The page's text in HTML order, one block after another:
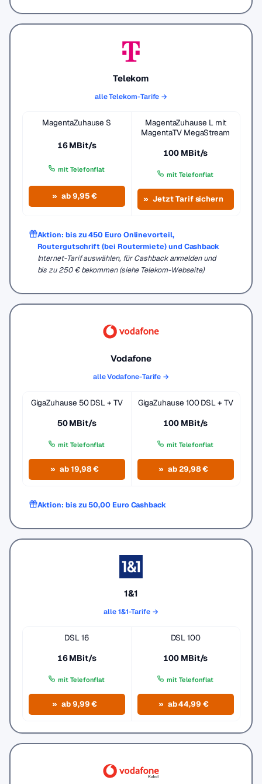
Telekom
alle Telekom-Tarife →
MagentaZuhause S
16 MBit/s
mit Telefonflat
ab 9,95 €
MagentaZuhause L mit
MagentaTV MegaStream
100 MBit/s
mit Telefonflat
Jetzt Tarif sichern
Aktion: bis zu 450 Euro Onlinevorteil,
Routergutschrift (bei Routermiete) und Cashback
Internet-Tarif auswählen, für Cashback anmelden und
bis zu 250 € bekommen (siehe Telekom-Webseite)
Vodafone
alle Vodafone-Tarife →
GigaZuhause 50 DSL + TV
50 MBit/s
mit Telefonflat
ab 19,98 €
GigaZuhause 100 DSL + TV
100 MBit/s
mit Telefonflat
ab 29,98 €
Aktion: bis zu 50,00 Euro Cashback
1&1
alle 1&1-Tarife →
DSL 16
16 MBit/s
mit Telefonflat
ab 9,99 €
DSL 100
100 MBit/s
mit Telefonflat
ab 44,99 €